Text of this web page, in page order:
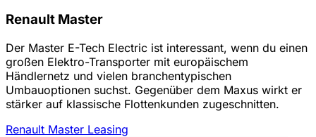
Renault Master
Der Master E-Tech Electric ist interessant, wenn du einen
großen Elektro-Transporter mit europäischem
Händlernetz und vielen branchentypischen
Umbauoptionen suchst. Gegenüber dem Maxus wirkt er
stärker auf klassische Flottenkunden zugeschnitten.
Renault Master Leasing